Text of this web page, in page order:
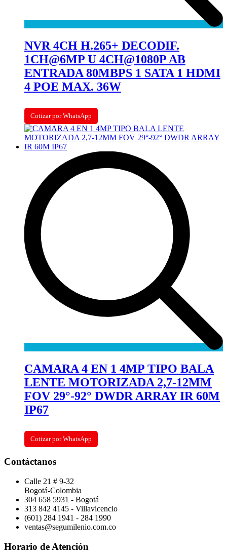
NVR 4CH H.265+ DECODIF.
1CH@6MP U 4CH@1080P AB
ENTRADA 80MBPS 1 SATA 1 HDMI
4 POE MAX. 36W
Cotizar por WhatsApp
CAMARA 4 EN 1 4MP TIPO BALA
LENTE MOTORIZADA 2,7-12MM
FOV 29°-92° DWDR ARRAY IR 60M
IP67
Cotizar por WhatsApp
Contáctanos
Calle 21 # 9-32
Bogotá-Colombia
304 658 5931 - Bogotá
313 842 4145 - Villavicencio
(601) 284 1941 - 284 1990
ventas@segumilenio.com.co
Horario de Atención